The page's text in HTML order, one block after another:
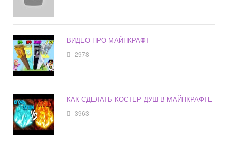
ВИДЕО ПРО МАЙНКРАФТ
2978
КАК СДЕЛАТЬ КОСТЕР ДУШ В МАЙНКРАФТЕ
3963